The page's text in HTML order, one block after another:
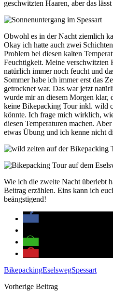
geschwitzten Haaren, aber das
Obwohl es in der Nacht ziemlich
Okay ich hatte auch zwei
Problem bei diesen kalten
Feuchtigkeit. Meine verschwitzten
natürlich immer noch feucht und
Sommer habe ich immer erst das
getrocknet war. Das war jetzt
wurde mir an diesem Morgen klar,
keine Bikepacking Tour inkl. wild
könnte. Ich frage mich wirklich,
diesen Temperaturen machen.
etwas Übung und ich kenne nicht
Wie ich die zweite Nacht überlebt
Beitrag erzählen. Eins kann ich
beängstigend!
BikepackingEselswegSpessart
Vorherige Beitrag